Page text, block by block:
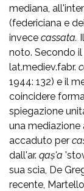
mediana,
(federiciana e
invece cassata.
noto. Secondo il
lat.mediev.fabr.
1944: 132) e il
coincidere
spiegazione
una mediazione
accaduto per
dall'ar. qaṣ'a
sua scia, De
recente,